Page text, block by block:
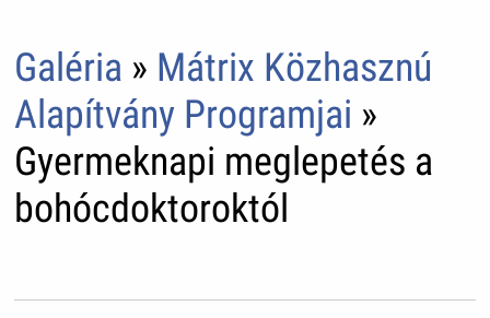
Galéria » Mátrix Közhasznú
Alapítvány Programjai »
Gyermeknapi meglepetés a
bohócdoktoroktól